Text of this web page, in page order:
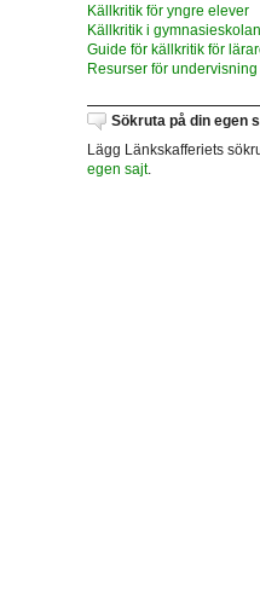
Källkritik för yngre elever
Källkritik i gymnasieskolan
Guide för källkritik för
Resurser för
Sökruta på din egen
Lägg Länkskafferiets
egen sajt.